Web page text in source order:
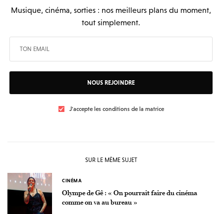
Musique, cinéma, sorties : nos meilleurs plans du moment,
tout simplement.
NOUS REJOINDRE
J'accepte les conditions de la matrice
SUR LE MÊME SUJET
CINÉMA
Olympe de Gê : « On pourrait faire du cinéma
comme on va au bureau »